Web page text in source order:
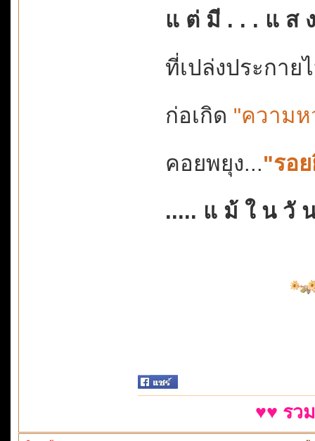
แ ต่ มี . . . แ ส
ที่เปล่งประกา
ก่อเกิด "ความห
คอยพยุง..."รอ
..... แ ม้ ใ น วั
♥♥ รว